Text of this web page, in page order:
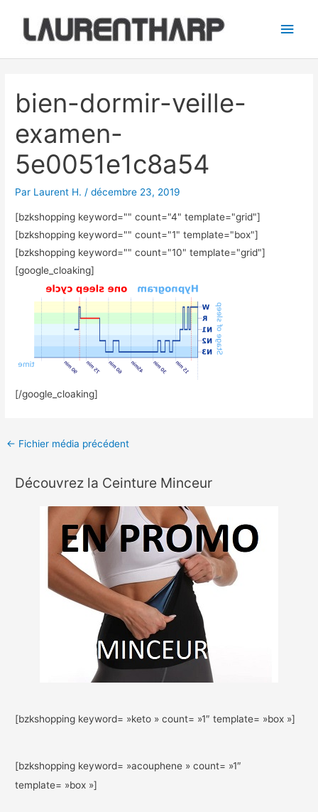
contenu
bien-dormir-veille-
examen-
5e0051e1c8a54
Par Laurent H. /décembre 23, 2019
[bzkshopping keyword="" count="4" template="grid"]
[bzkshopping keyword="" count="1" template="box"]
[bzkshopping keyword="" count="10" template="grid"]
[google_cloaking]
[/google_cloaking]
articles
← Fichier média précédent
Découvrez la Ceinture Minceur
[bzkshopping keyword= »keto » count= »1″ template= »box »]
[bzkshopping keyword= »acouphene » count= »1″
template= »box »]